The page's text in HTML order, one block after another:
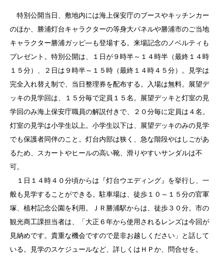
特別公開当日、敷地内には海上保安庁のブースやキッチンカー
のほか、勝浦灯台キャラクターの等身大パネルや勝浦市のご当地
キャラクター勝浦ガッピ―も登場する。来場記念のノベルティも
プレゼント。特別公開は、１日が９時半～１４時半（最終１４時
１５分）、２日は９時半～１５時（最終１４時４５分）。見学は
完全入れ替え制で、当日整理券を配布する。入場は無料。展望デ
ッキの見学回は、１５分毎で定員１５名。展望デッキと灯室の見
学回のみ海上保安庁職員の解説付きで、２０分毎に定員は４名。
灯室の見学は小学生以上。小学生以下は、展望デッキのみの見学
でも保護者同伴のこと。灯台内部は狭く、急な階段やはしごがあ
るため、スカートやヒールの高い靴、滑りやすいサンダルは不
可。
１日１４時４０分頃からは『灯台ウエディング』を挙行し、一
般も見学することができる。駐車場は、徒歩１０～１５分の官軍
塚、植村記念公園を利用。ＪＲ勝浦駅からは、徒歩３０分。市の
観光商工課担当者は、「大正６年から使用されるレンズは今回が
見納めです。貴重な機会ですので是非お越しください」と話して
いる。見学のスケジュールなど、詳しくはＨＰか、問合せを。